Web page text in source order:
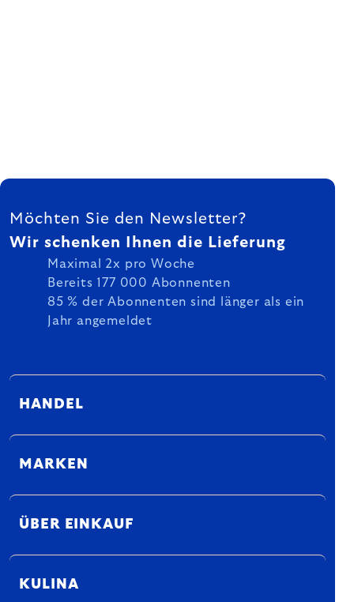
FUSSZEILE
Möchten Sie den Newsletter?
Wir schenken Ihnen die Lieferung
Maximal 2x pro Woche
Bereits 177 000 Abonnenten
85 % der Abonnenten sind länger als ein
Jahr angemeldet
HANDEL
MARKEN
ÜBER EINKAUF
KULINA